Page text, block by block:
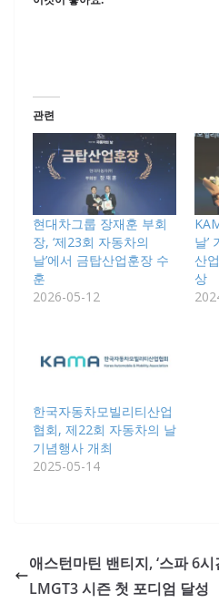
관련
현대차그룹 장재훈 부회
장, ‘제23회 자동차의
날’에서 금탑산업훈장 수
훈
2026-05-12
날’
산
상
한국자동차모빌리티산업
협회, 제22회 자동차의 날
기념행사 개최
2025-05-14
애스턴마틴 밴티지, ‘스파 6시
LMGT3 시즌 첫 포디엄 달성